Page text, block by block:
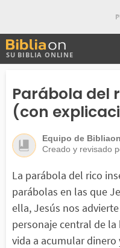
SU BIBLIA ONLINE
Buscar
en
Parábola del
(con
Equipo de Bibliaon
Creado y revisado
La parábola del rico
parábolas en las que
ella, Jesús nos
personaje central de
vida a acumular dinero